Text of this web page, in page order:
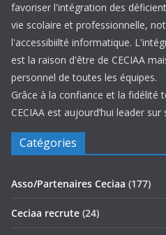
favoriser l'intégration des
vie scolaire et professionnelle,
l'accessibiilté informatique.
est la raison d'être de CECIAA
personnel de toutes les équipes.
Grâce à la confiance et la fidélité
CECIAA est aujourd’hui leader
Catégories
Asso/Partenaires Ceciaa (177)
Ceciaa recrute (24)